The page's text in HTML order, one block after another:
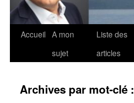
Accueil A mon
sujet
Liste des
articles
Archives par mot-clé :